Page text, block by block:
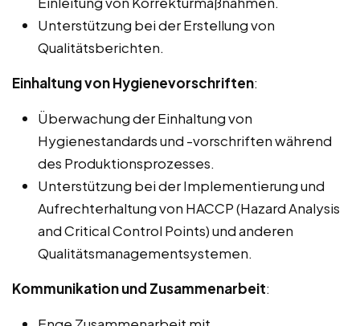
Unterstützung bei der Erstellung von
Qualitätsberichten.
Einhaltung von Hygienevorschriften:
Überwachung der Einhaltung von
Hygienestandards und -vorschriften während
des Produktionsprozesses.
Unterstützung bei der Implementierung und
Aufrechterhaltung von HACCP (Hazard Analysis
and Critical Control Points) und anderen
Qualitätsmanagementsystemen.
Kommunikation und Zusammenarbeit: